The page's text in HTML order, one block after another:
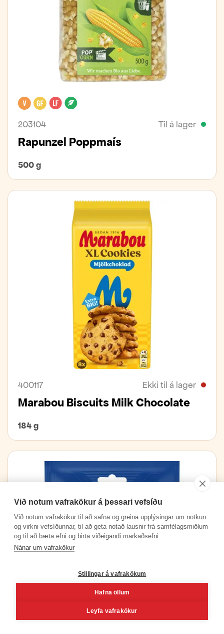
Við notum vafrakökur á þessari vefsíðu
Við notum vafrakökur til að safna og greina upplýsingar um notkun
og virkni vefsíðunnar, til að geta notað lausnir frá samfélagsmiðlum
og til að bæta efni og birta viðeigandi markaðsefni.
Nánar um vafrakökur
Stillingar á vafrakökum
Hafna öllum
Leyfa vafrakökur
VeganGlútenfríttLaktósafrítt
203104 Til á lager
Rapunzel Poppmaís
500 g
400117 Ekki til á lager
Marabou Biscuits Milk Chocolate
184 g